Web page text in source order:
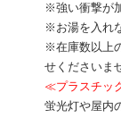
※強い衝撃が
※お湯を入れ
※在庫数以上
せくださいま
≪プラスチッ
蛍光灯や屋内